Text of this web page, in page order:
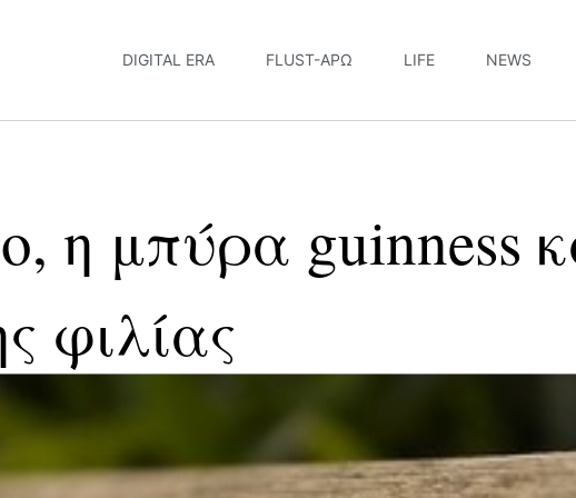
DIGITAL ERA FLUST-ΆΡΩ LIFE NEWS
η μπύρα guinness
φιλίας